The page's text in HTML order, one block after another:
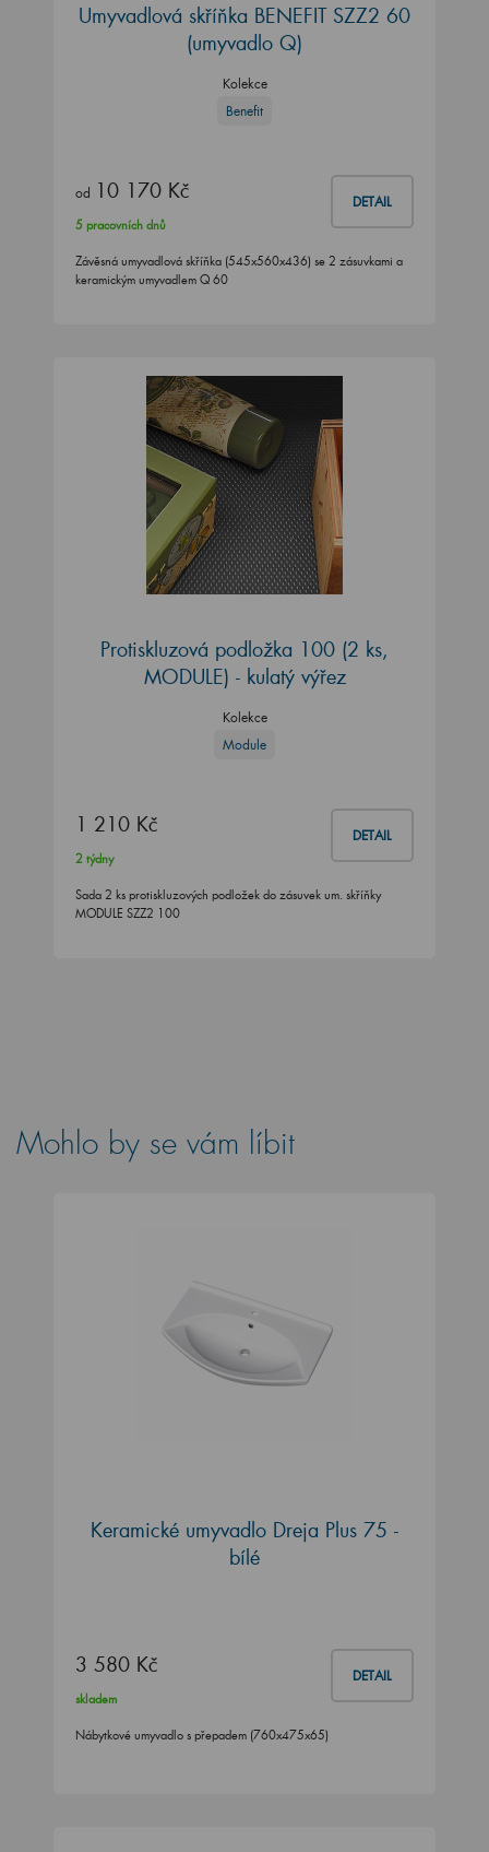
Umyvadlová skříňka BENEFIT SZZ2 60
(umyvadlo Q)
Kolekce
Benefit
od 10 170 Kč DETAIL
5 pracovních dnů
Závěsná umyvadlová skříňka (545x560x436) se 2 zásuvkami a
keramickým umyvadlem Q 60
Protiskluzová podložka 100 (2 ks,
MODULE) - kulatý výřez
Kolekce
Module
1 210 Kč DETAIL
2 týdny
Sada 2 ks protiskluzových podložek do zásuvek um. skříňky
MODULE SZZ2 100
Mohlo by se vám líbit
Keramické umyvadlo Dreja Plus 75 -
bílé
3 580 Kč DETAIL
skladem
Nábytkové umyvadlo s přepadem (760x475x65)